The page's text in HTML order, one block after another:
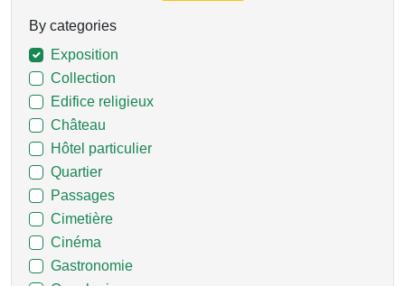
By categories
Exposition
Collection
Edifice religieux
Château
Hôtel particulier
Quartier
Passages
Cimetière
Cinéma
Gastronomie